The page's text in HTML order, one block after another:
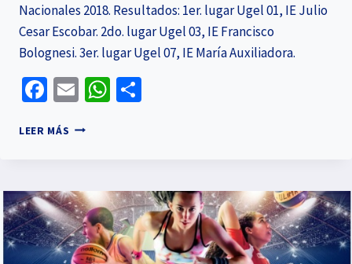
Nacionales 2018. Resultados: 1er. lugar Ugel 01, IE Julio
Cesar Escobar. 2do. lugar Ugel 03, IE Francisco
Bolognesi. 3er. lugar Ugel 07, IE María Auxiliadora.
Facebook
EmailWhatsApp
LEER MÁS